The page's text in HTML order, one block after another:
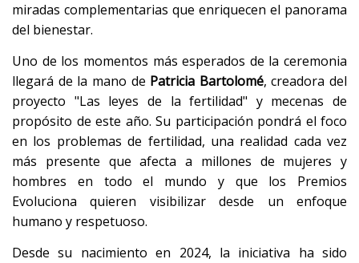
miradas complementarias que enriquecen el panorama
del bienestar.
Uno de los momentos más esperados de la ceremonia
llegará de la mano de Patricia Bartolomé, creadora del
proyecto "Las leyes de la fertilidad" y mecenas de
propósito de este año. Su participación pondrá el foco
en los problemas de fertilidad, una realidad cada vez
más presente que afecta a millones de mujeres y
hombres en todo el mundo y que los Premios
Evoluciona quieren visibilizar desde un enfoque
humano y respetuoso.
Desde su nacimiento en 2024, la iniciativa ha sido